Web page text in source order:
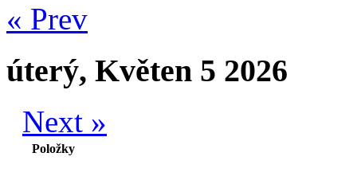
« Prev
úterý, Květen 5 2026
Next »
Položky